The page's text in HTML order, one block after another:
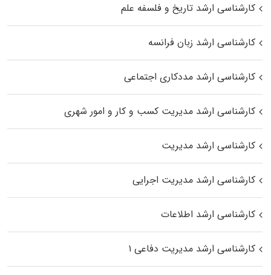
کارشناسی ارشد تاریخ و فلسفه علم
کارشناسی ارشد زبان فرانسه
کارشناسی ارشد مددکاری اجتماعی
کارشناسی ارشد مدیریت کسب و کار و امور شهری
کارشناسی ارشد مدیریت
کارشناسی ارشد مدیریت اجرایی
کارشناسی ارشد اطلاعات
کارشناسی ارشد مدیریت دفاعی ۱